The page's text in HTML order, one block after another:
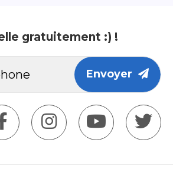
gratuitement :) !
Envoyer